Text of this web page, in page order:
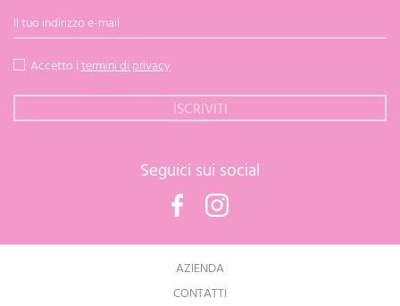
Accetto itermini di privacy
Seguici sui social
Facebook
AZIENDA
CONTATTI